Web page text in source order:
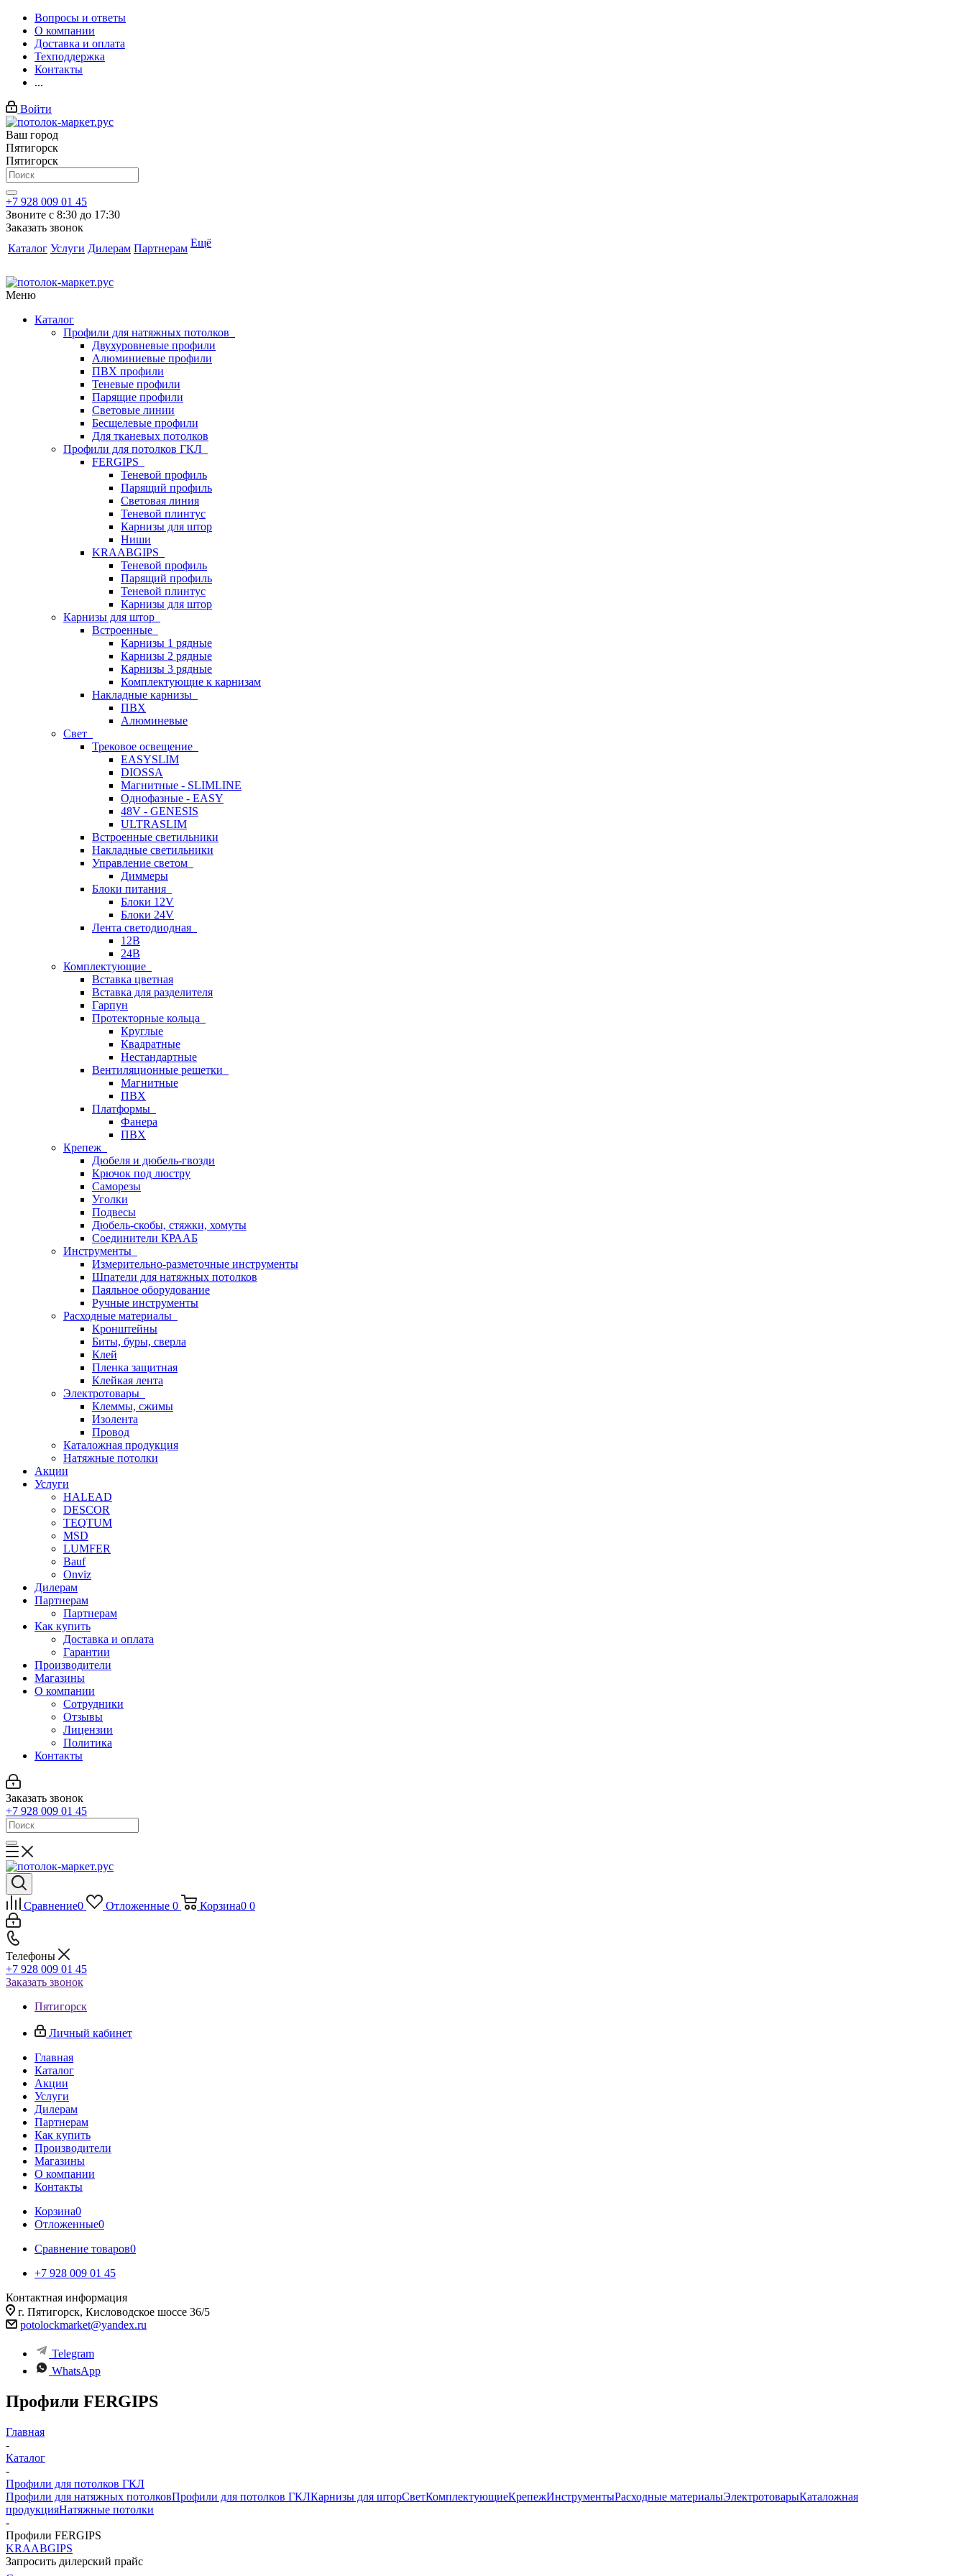
Вопросы и ответы
О компании
Доставка и оплата
Техподдержка
Контакты
...
Войти
Ваш город
Пятигорск
Пятигорск
+7 928 009 01 45
Звоните с 8:30 до 17:30
Заказать звонок
Каталог Услуги Дилерам Партнерам Ещё
Меню
Каталог
Профили для натяжных потолков
Двухуровневые профили
Алюминиевые профили
ПВХ профили
Теневые профили
Парящие профили
Световые линии
Бесщелевые профили
Для тканевых потолков
Профили для потолков ГКЛ
FERGIPS
Теневой профиль
Парящий профиль
Световая линия
Теневой плинтус
Карнизы для штор
Ниши
KRAABGIPS
Теневой профиль
Парящий профиль
Теневой плинтус
Карнизы для штор
Карнизы для штор
Встроенные
Карнизы 1 рядные
Карнизы 2 рядные
Карнизы 3 рядные
Комплектующие к карнизам
Накладные карнизы
ПВХ
Алюминевые
Свет
Трековое освещение
EASYSLIM
DIOSSA
Магнитные - SLIMLINE
Однофазные - EASY
48V - GENESIS
ULTRASLIM
Встроенные светильники
Накладные светильники
Управление светом
Диммеры
Блоки питания
Блоки 12V
Блоки 24V
Лента светодиодная
12В
24В
Комплектующие
Вставка цветная
Вставка для разделителя
Гарпун
Протекторные кольца
Круглые
Квадратные
Нестандартные
Вентиляционные решетки
Магнитные
ПВХ
Платформы
Фанера
ПВХ
Крепеж
Дюбеля и дюбель-гвозди
Крючок под люстру
Саморезы
Уголки
Подвесы
Дюбель-скобы, стяжки, хомуты
Соединители КРААБ
Инструменты
Измерительно-разметочные инструменты
Шпатели для натяжных потолков
Паяльное оборудование
Ручные инструменты
Расходные материалы
Кронштейны
Биты, буры, сверла
Клей
Пленка защитная
Клейкая лента
Электротовары
Клеммы, сжимы
Изолента
Провод
Каталожная продукция
Натяжные потолки
Акции
Услуги
HALEAD
DESCOR
TEQTUM
MSD
LUMFER
Bauf
Onviz
Дилерам
Партнерам
Партнерам
Как купить
Доставка и оплата
Гарантии
Производители
Магазины
О компании
Сотрудники
Отзывы
Лицензии
Политика
Контакты
Заказать звонок
+7 928 009 01 45
Сравнение0 Отложенные 0 Корзина0 0
Телефоны
+7 928 009 01 45
Заказать звонок
Пятигорск
Личный кабинет
Главная
Каталог
Акции
Услуги
Дилерам
Партнерам
Как купить
Производители
Магазины
О компании
Контакты
Корзина0
Отложенные0
Сравнение товаров0
+7 928 009 01 45
Контактная информация
г. Пятигорск, Кисловодское шоссе 36/5
potolockmarket@yandex.ru
Telegram
WhatsApp
Профили FERGIPS
Главная
-
Каталог
-
Профили для потолков ГКЛ
Профили для натяжных потолковПрофили для потолков ГКЛКарнизы для шторСветКомплектующиеКрепежИнструментыРасходные материалыЭлектротоварыКаталожная
продукцияНатяжные потолки
-
Профили FERGIPS
KRAABGIPS
Запросить дилерский прайс